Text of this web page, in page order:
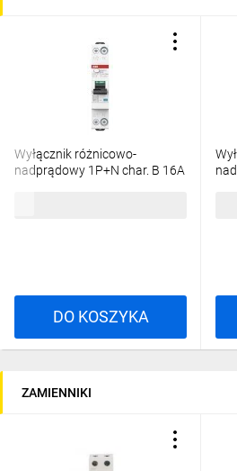
Wyłącznik różnicowo-
nadprądowy 1P+N char. B 16A
DO KOSZYKA
ZAMIENNIKI